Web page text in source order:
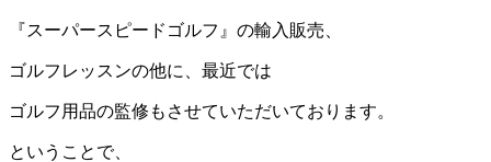
『スーパースピードゴルフ』の輸入販売、
ゴルフレッスンの他に、最近では
ゴルフ用品の監修もさせていただいております。
ということで、